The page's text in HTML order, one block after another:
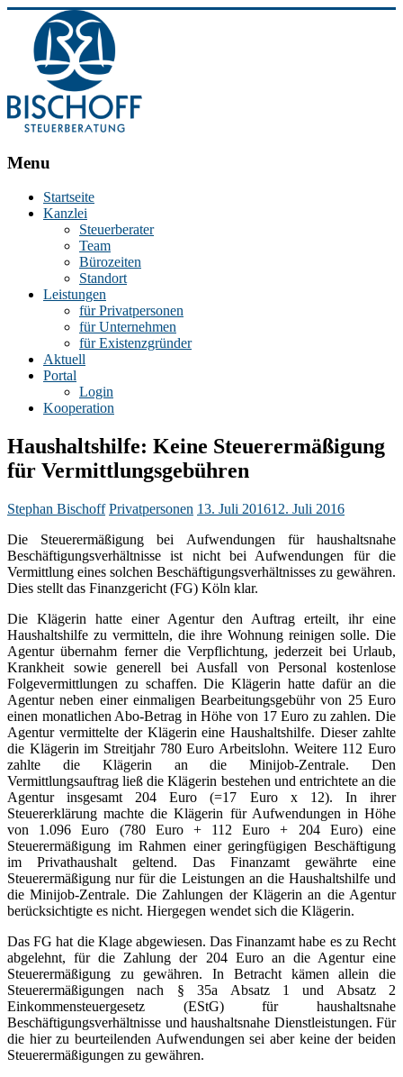
BISCHOFF
Stephan
Steuerberater
Essen
Menu
Startseite
Kanzlei
Steuerberater
Team
Bürozeiten
Standort
Leistungen
für Privatpersonen
für Unternehmen
für Existenzgründer
Aktuell
Portal
Login
Kooperation
Haushaltshilfe: Keine Steuerermäßigung
für Vermittlungsgebühren
Stephan Bischoff Privatpersonen 13. Juli 201612. Juli 2016
Die Steuerermäßigung bei Aufwendungen für haushaltsnahe
Beschäftigungsverhältnisse ist nicht bei Aufwendungen für die
Vermittlung eines solchen Beschäftigungsverhältnisses zu gewähren.
Dies stellt das Finanzgericht (FG) Köln klar.
Die Klägerin hatte einer Agentur den Auftrag erteilt, ihr eine
Haushaltshilfe zu vermitteln, die ihre Wohnung reinigen solle. Die
Agentur übernahm ferner die Verpflichtung, jederzeit bei Urlaub,
Krankheit sowie generell bei Ausfall von Personal kostenlose
Folgevermittlungen zu schaffen. Die Klägerin hatte dafür an die
Agentur neben einer einmaligen Bearbeitungsgebühr von 25 Euro
einen monatlichen Abo-Betrag in Höhe von 17 Euro zu zahlen. Die
Agentur vermittelte der Klägerin eine Haushaltshilfe. Dieser zahlte
die Klägerin im Streitjahr 780 Euro Arbeitslohn. Weitere 112 Euro
zahlte die Klägerin an die Minijob-Zentrale. Den
Vermittlungsauftrag ließ die Klägerin bestehen und entrichtete an die
Agentur insgesamt 204 Euro (=17 Euro x 12). In ihrer
Steuererklärung machte die Klägerin für Aufwendungen in Höhe
von 1.096 Euro (780 Euro + 112 Euro + 204 Euro) eine
Steuerermäßigung im Rahmen einer geringfügigen Beschäftigung
im Privathaushalt geltend. Das Finanzamt gewährte eine
Steuerermäßigung nur für die Leistungen an die Haushaltshilfe und
die Minijob-Zentrale. Die Zahlungen der Klägerin an die Agentur
berücksichtigte es nicht. Hiergegen wendet sich die Klägerin.
Das FG hat die Klage abgewiesen. Das Finanzamt habe es zu Recht
abgelehnt, für die Zahlung der 204 Euro an die Agentur eine
Steuerermäßigung zu gewähren. In Betracht kämen allein die
Steuerermäßigungen nach § 35a Absatz 1 und Absatz 2
Einkommensteuergesetz (EStG) für haushaltsnahe
Beschäftigungsverhältnisse und haushaltsnahe Dienstleistungen. Für
die hier zu beurteilenden Aufwendungen sei aber keine der beiden
Steuerermäßigungen zu gewähren.